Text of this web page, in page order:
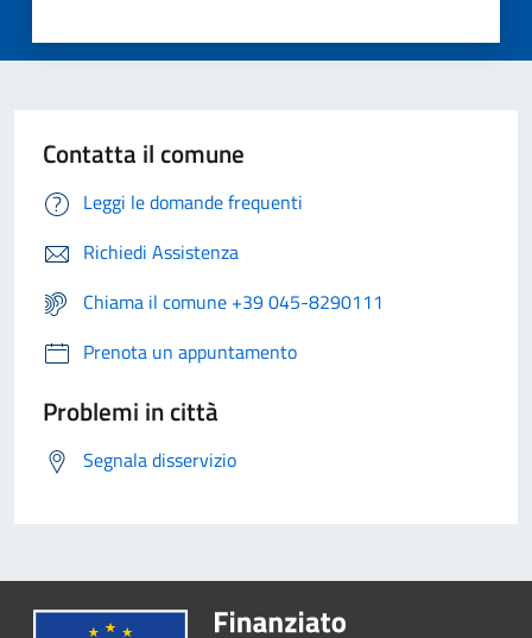
Contatta il comune
Leggi le domande frequenti
Richiedi Assistenza
Chiama il comune +39 045-8290111
Prenota un appuntamento
Problemi in città
Segnala disservizio